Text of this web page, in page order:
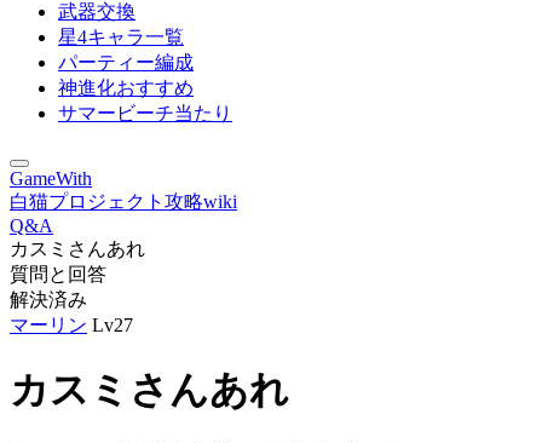
武器交換
星4キャラ一覧
パーティー編成
神進化おすすめ
サマービーチ当たり
GameWith
白猫プロジェクト攻略wiki
Q&A
カスミさんあれ
質問と回答
解決済み
マーリン Lv27
カスミさんあれ